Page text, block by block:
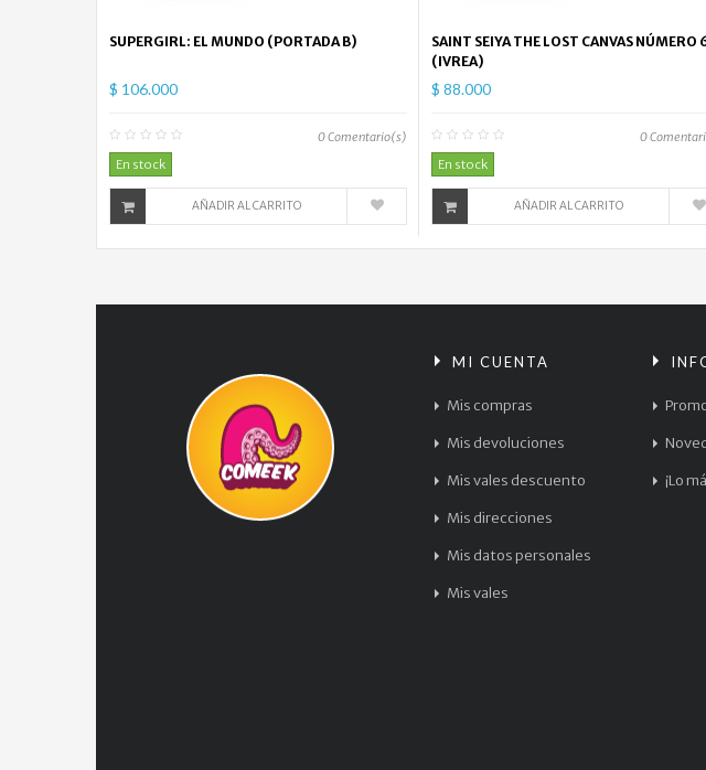
SUPERGIRL: EL MUNDO (PORTADA B)
$ 106.000
0Comentario(s)
En stock
AÑADIR AL CARRITO
SAINT SEIYA THE LOST CANVAS NÚMERO
(IVREA)
$ 88.000
0
En stock
AÑADIR AL CARRITO
MI CUENTA
Mis compras
Mis devoluciones
Mis vales descuento
Mis direcciones
Mis datos personales
Mis vales
¡Lo